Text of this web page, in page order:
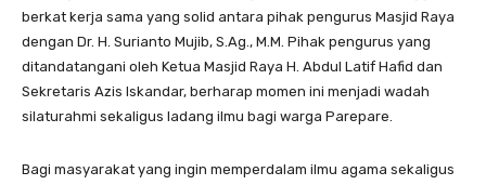
berkat kerja sama yang solid antara pihak pengurus Masjid Raya
dengan Dr. H. Surianto Mujib, S.Ag., M.M. Pihak pengurus yang
ditandatangani oleh Ketua Masjid Raya H. Abdul Latif Hafid dan
Sekretaris Azis Iskandar, berharap momen ini menjadi wadah
silaturahmi sekaligus ladang ilmu bagi warga Parepare.
Bagi masyarakat yang ingin memperdalam ilmu agama sekaligus